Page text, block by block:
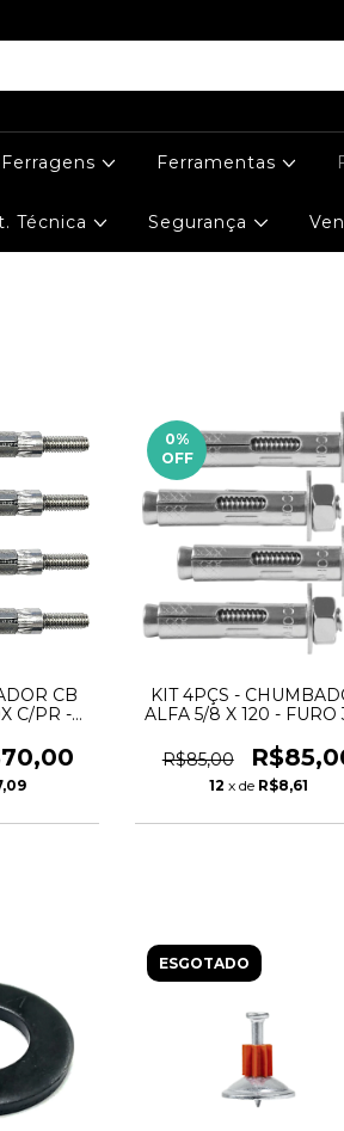
Ferragens Ferramentas
Técnica Segurança
CB
C/PR -
0%
OFF
KIT 4PÇS -
ALFA 5/8 X 120 - FURO
R$85,00
12 x de R$8,61
ESGOTADO